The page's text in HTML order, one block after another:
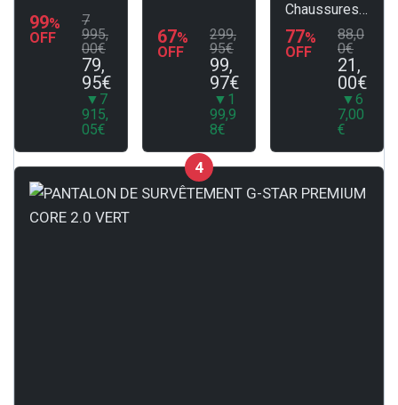
NT G-STAR
PREMIUM
CORE 2.0
99%
OFF
7
995,
00€
79,
95€
▼7
915,
05€
CIEL
67%
OFF
299,
95€
99,
97€
▼1
99,9
8€
Chaussures
d'été pour la
randonnée
77%
OFF
88,0
0€
21,
00€
▼6
7,00
€
4